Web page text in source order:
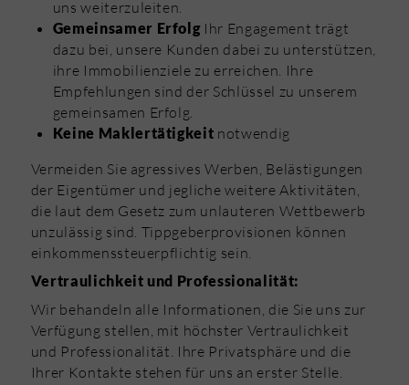
uns weiterzuleiten.
Gemeinsamer Erfolg Ihr Engagement trägt
dazu bei, unsere Kunden dabei zu unterstützen,
ihre Immobilienziele zu erreichen. Ihre
Empfehlungen sind der Schlüssel zu unserem
gemeinsamen Erfolg.
Keine Maklertätigkeit notwendig
Vermeiden Sie agressives Werben, Belästigungen
der Eigentümer und jegliche weitere Aktivitäten,
die laut dem Gesetz zum unlauteren Wettbewerb
unzulässig sind. Tippgeberprovisionen können
einkommenssteuerpflichtig sein.
Vertraulichkeit und Professionalität:
Wir behandeln alle Informationen, die Sie uns zur
Verfügung stellen, mit höchster Vertraulichkeit
und Professionalität. Ihre Privatsphäre und die
Ihrer Kontakte stehen für uns an erster Stelle.